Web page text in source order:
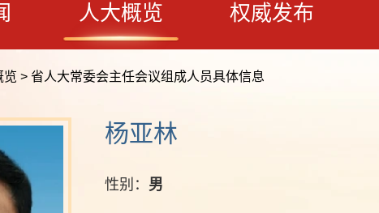
人大概览 权威发布
览 > 省人大常委会主任会议组成人员具体信息
杨亚林
性别： 男